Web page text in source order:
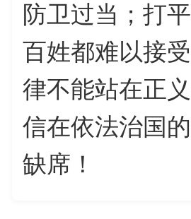
防卫过当；打
百姓都难以接
律不能站在正
信在依法治国
缺席！